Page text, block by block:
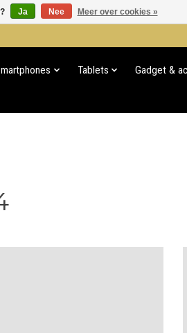
Tablets Gadget &
Ja Nee Meer over cookies »